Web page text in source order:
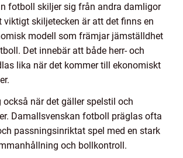
fotboll skiljer sig från andra damligor
viktigt skiljetecken är att det finns en
modell som främjar jämställdhet
Det innebär att både herr- och
lika när det kommer till ekonomiskt
också när det gäller spelstil och
Damallsvenskan fotboll präglas ofta
passningsinriktat spel med en stark
och bollkontroll.